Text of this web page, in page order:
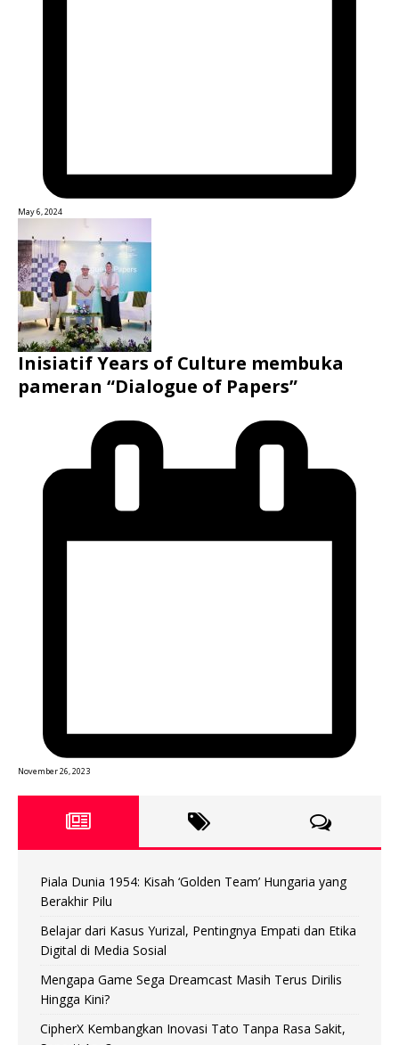
May 6, 2024
Inisiatif Years of Culture membuka
pameran “Dialogue of Papers”
November 26, 2023
Piala Dunia 1954: Kisah ‘Golden Team’ Hungaria yang
Berakhir Pilu
Belajar dari Kasus Yurizal, Pentingnya Empati dan Etika
Digital di Media Sosial
Mengapa Game Sega Dreamcast Masih Terus Dirilis
Hingga Kini?
CipherX Kembangkan Inovasi Tato Tanpa Rasa Sakit,